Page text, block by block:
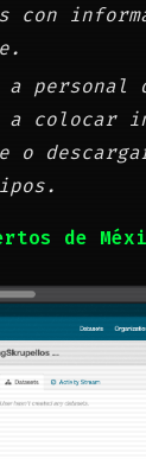
con
a personal
a colocar
o
de